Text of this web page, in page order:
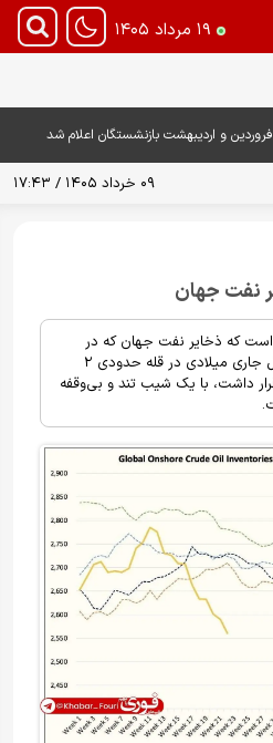
۱۹ مرداد ۱۴۰۵
و اردیبهشت بازنشستگان اعلام شد
۰۹ خرداد ۱۴۰۵ / ۱۷:۴۳
که ذخایر نفت جهان که در
هفته‌های دهم تا دوازدهم سال جاری میلادی در قله حدودی ۲
بشکه قرار داشت، با یک شیب تند و بی‌وقفه